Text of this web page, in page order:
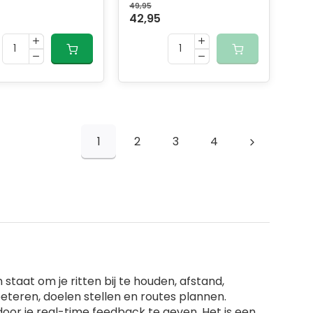
49,95
42,95
1 2 3 4
om je ritten bij te houden, afstand,
doelen stellen en routes plannen.